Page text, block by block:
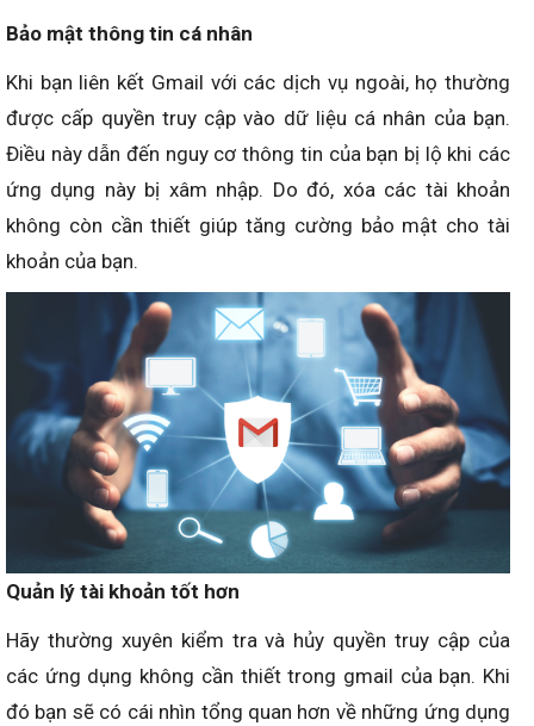
Bảo mật thông tin cá nhân
Khi bạn liên kết Gmail với các dịch vụ ngoài, họ thường
được cấp quyền truy cập vào dữ liệu cá nhân của bạn.
Điều này dẫn đến nguy cơ thông tin của bạn bị lộ khi các
ứng dụng này bị xâm nhập. Do đó, xóa các tài khoản
không còn cần thiết giúp tăng cường bảo mật cho tài
khoản của bạn.
Quản lý tài khoản tốt hơn
Hãy thường xuyên kiểm tra và hủy quyền truy cập của
các ứng dụng không cần thiết trong gmail của bạn. Khi
đó bạn sẽ có cái nhìn tổng quan hơn về những ứng dụng